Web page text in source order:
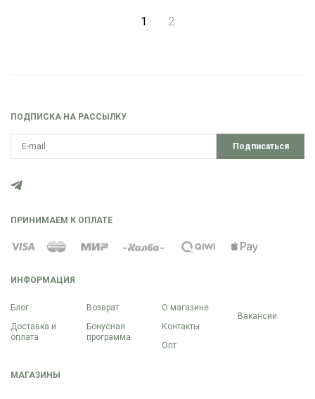
1 2
ИНФОРМАЦИЯ
Блог
Доставка и
оплата
Возврат
Бонусная
программа
О магазине
Контакты
Опт
Вакансии
МАГАЗИНЫ
ПОДПИСКА НА РАССЫЛКУ
Подписаться
ПРИНИМАЕМ К ОПЛАТЕ